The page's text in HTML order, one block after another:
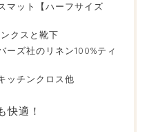
マット【ハーフサイズ
クスと靴下
ーズ社のリネン100%ティ
ッチンクロス他
快適！